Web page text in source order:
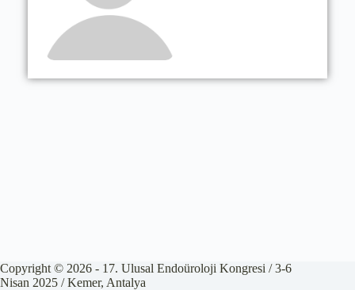
Copyright © 2026 - 17. Ulusal Endoüroloji Kongresi / 3-6
Nisan 2025 / Kemer, Antalya